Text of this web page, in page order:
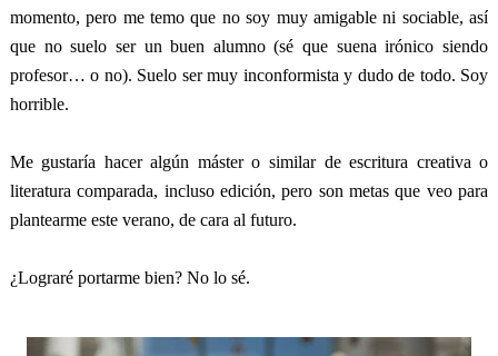
momento, pero me temo que no soy muy amigable ni sociable, así
que no suelo ser un buen alumno (sé que suena irónico siendo
profesor… o no). Suelo ser muy inconformista y dudo de todo. Soy
horrible.
Me gustaría hacer algún máster o similar de escritura creativa o
literatura comparada, incluso edición, pero son metas que veo para
plantearme este verano, de cara al futuro.
¿Lograré portarme bien? No lo sé.